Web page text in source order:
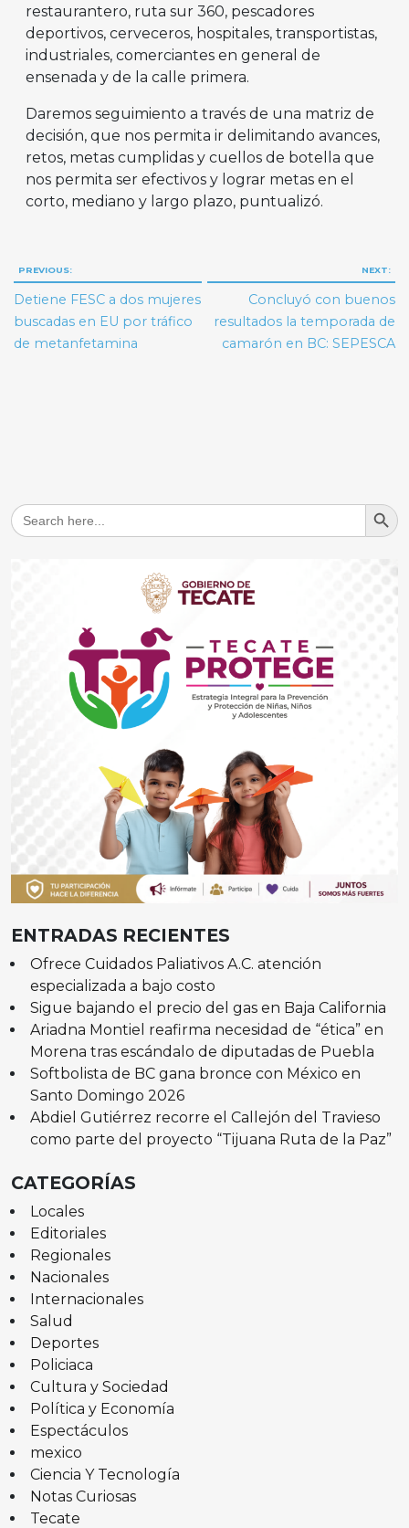
restaurantero, ruta sur 360, pescadores
deportivos, cerveceros, hospitales, transportistas,
industriales, comerciantes en general de
ensenada y de la calle primera.
Daremos seguimiento a través de una matriz de
decisión, que nos permita ir delimitando avances,
retos, metas cumplidas y cuellos de botella que
nos permita ser efectivos y lograr metas en el
corto, mediano y largo plazo, puntualizó.
Navegación
de
entradas
PREVIOUS:
Detiene FESC a dos mujeres
buscadas en EU por tráfico
de metanfetamina
NEXT:
Concluyó con buenos
resultados la temporada de
camarón en BC: SEPESCA
Search
for:
Search
ENTRADAS RECIENTES
Ofrece Cuidados Paliativos A.C. atención
especializada a bajo costo
Sigue bajando el precio del gas en Baja California
Ariadna Montiel reafirma necesidad de “ética” en
Morena tras escándalo de diputadas de Puebla
Softbolista de BC gana bronce con México en
Santo Domingo 2026
Abdiel Gutiérrez recorre el Callejón del Travieso
como parte del proyecto “Tijuana Ruta de la Paz”
CATEGORÍAS
Locales
Editoriales
Regionales
Nacionales
Internacionales
Salud
Deportes
Policiaca
Cultura y Sociedad
Política y Economía
Espectáculos
mexico
Ciencia Y Tecnología
Notas Curiosas
Tecate